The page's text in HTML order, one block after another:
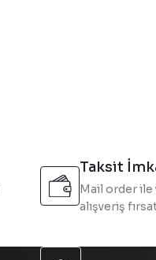
Taksit
Mail order ile
alışveriş